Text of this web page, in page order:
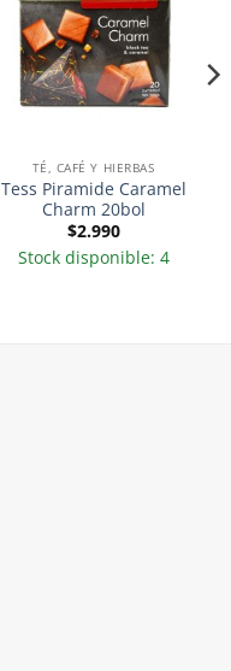
TÉ, CAFÉ Y HIERBAS
Tess Piramide Caramel
Charm 20bol
$2.990
Stock disponible: 4